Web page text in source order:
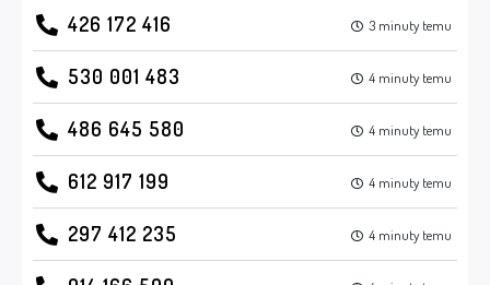
426 172 416 3 minuty temu
530 001 483 4 minuty temu
486 645 580 4 minuty temu
612 917 199 4 minuty temu
297 412 235 4 minuty temu